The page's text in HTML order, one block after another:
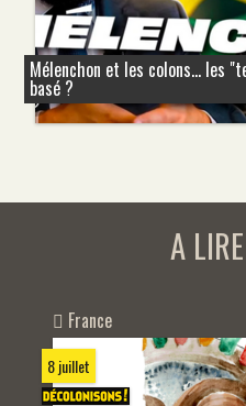
Mélenchon et les colons... les
basé ?
A
France
8 juillet